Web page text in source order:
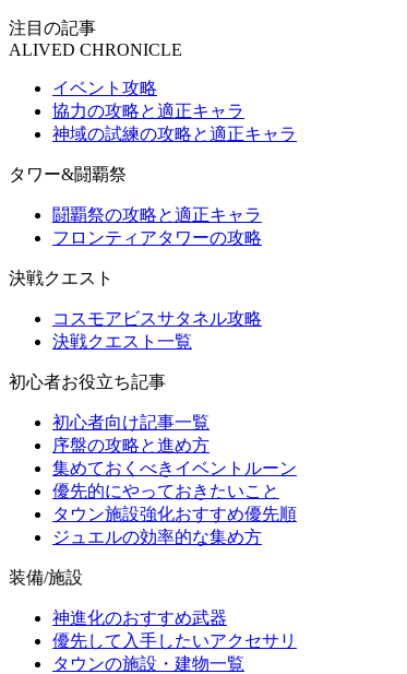
注目の記事
ALIVED CHRONICLE
イベント攻略
協力の攻略と適正キャラ
神域の試練の攻略と適正キャラ
タワー&闘覇祭
闘覇祭の攻略と適正キャラ
フロンティアタワーの攻略
決戦クエスト
コスモアビスサタネル攻略
決戦クエスト一覧
初心者お役立ち記事
初心者向け記事一覧
序盤の攻略と進め方
集めておくべきイベントルーン
優先的にやっておきたいこと
タウン施設強化おすすめ優先順
ジュエルの効率的な集め方
装備/施設
神進化のおすすめ武器
優先して入手したいアクセサリ
タウンの施設・建物一覧